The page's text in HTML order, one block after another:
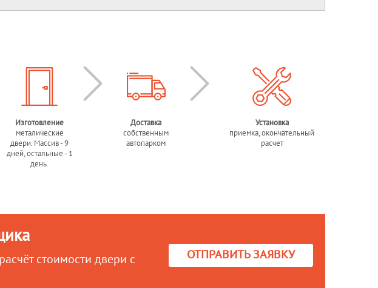
Изготовление
металические
двери. Массив - 9
дней, остальные - 1
день.
Доставка
собственным
автопарком
Установка
приемка, окончательный
расчет
стоимости двери с
ОТПРАВИТЬ ЗАЯВКУ